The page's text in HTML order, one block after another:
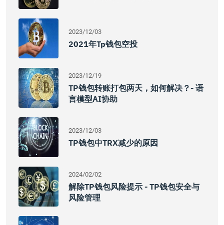
2023/12/03
2021年tp钱包空投
2023/12/19
TP钱包转账打包两天，如何解决？- 语
言模型AI协助
2023/12/03
TP钱包中TRX减少的原因
2024/02/02
解除TP钱包风险提示 - TP钱包安全与
风险管理